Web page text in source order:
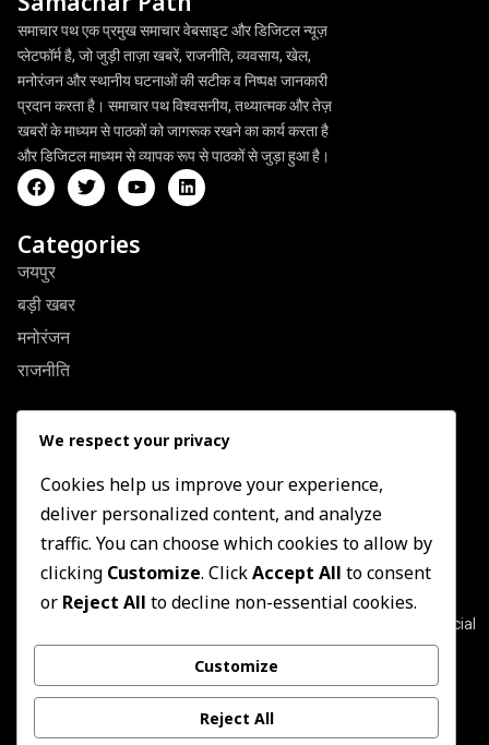
समाचार पथ एक प्रमुख समाचार वेबसाइट और डिजिटल न्यूज़
प्लेटफॉर्म है, जो जुड़ी ताज़ा खबरें, राजनीति, व्यवसाय, खेल,
मनोरंजन और स्थानीय घटनाओं की सटीक व निष्पक्ष जानकारी
प्रदान करता है। समाचार पथ विश्वसनीय, तथ्यात्मक और तेज़
खबरों के माध्यम से पाठकों को जागरूक रखने का कार्य करता है
और डिजिटल माध्यम से व्यापक रूप से पाठकों से जुड़ा हुआ है।
Categories
जयपुर
बड़ी खबर
मनोरंजन
राजनीति
Quick Link
About Us
Contact US
Privacy Policy
Terms & Conditions
Newsletter
Join our subscribers list to get the latest news, updates and special
offers directly in your inbox
Subscribe
We respect your privacy
Cookies help us improve your experience,
deliver personalized content, and analyze
traffic. You can choose which cookies to allow by
clicking Customize. ClickAccept All to consent
or Reject All to decline non-essential cookies.
Customize
Reject All